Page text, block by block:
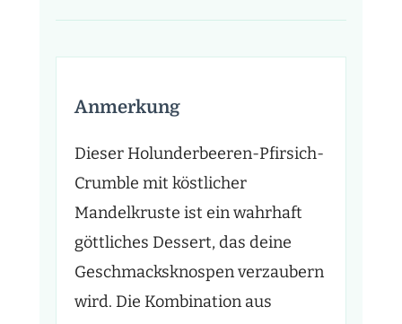
Anmerkung
Dieser Holunderbeeren-Pfirsich-
Crumble mit köstlicher
Mandelkruste ist ein wahrhaft
göttliches Dessert, das deine
Geschmacksknospen verzaubern
wird. Die Kombination aus